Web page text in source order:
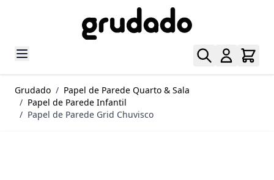
Grudado / Papel de Parede Quarto & Sala
/ Papel de Parede Infantil
/ Papel de Parede Grid Chuvisco